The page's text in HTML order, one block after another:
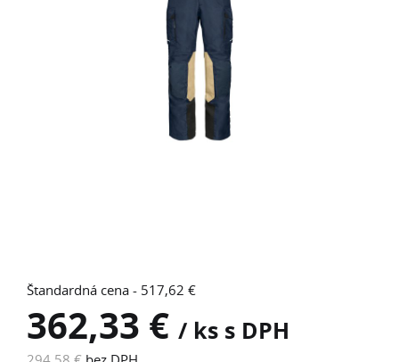
Štandardná cena - 517,62 €
362,33 € / ks s DPH